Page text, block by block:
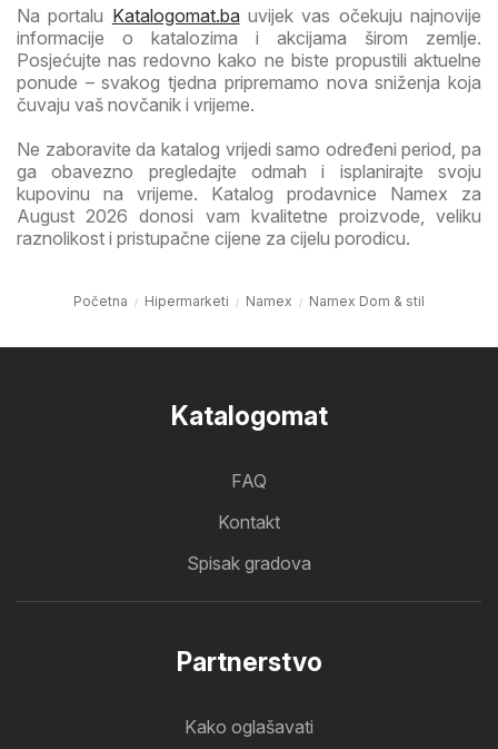
Na portalu Katalogomat.bauvijek vas očekuju najnovije
informacije o katalozima i akcijama širom zemlje.
Posjećujte nas redovno kako ne biste propustili aktuelne
ponude – svakog tjedna pripremamo nova sniženja koja
čuvaju vaš novčanik i vrijeme.
Ne zaboravite da katalog vrijedi samo određeni period, pa
ga obavezno pregledajte odmah i isplanirajte svoju
kupovinu na vrijeme. Katalog prodavnice Namex za
August 2026 donosi vam kvalitetne proizvode, veliku
raznolikost i pristupačne cijene za cijelu porodicu.
Početna Hipermarketi Namex Namex Dom & stil
Katalogomat
FAQ
Kontakt
Spisak gradova
Partnerstvo
Kako oglašavati